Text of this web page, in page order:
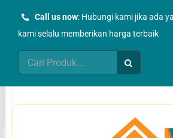
Call us now: Hubungi kami jika ada
kami selalu memberikan harga terbaik
Search
for: